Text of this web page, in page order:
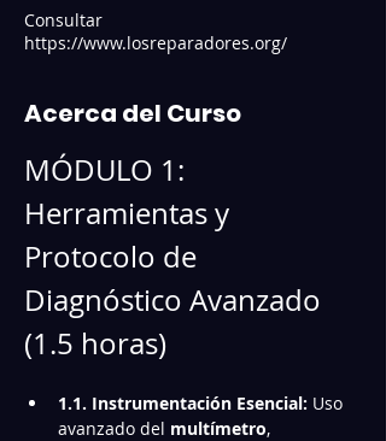
Consultar
https://www.losreparadores.org/
Acerca del Curso
MÓDULO 1:
Herramientas y
Protocolo de
Diagnóstico Avanzado
(1.5 horas)
1.1. Instrumentación Esencial: Uso
avanzado del multímetro,